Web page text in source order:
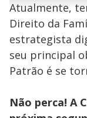
be
by
the
key
or
activating
button.
Atualmente,
Direito da
estrategista
seu principal
Patrão é se
Não perca! A